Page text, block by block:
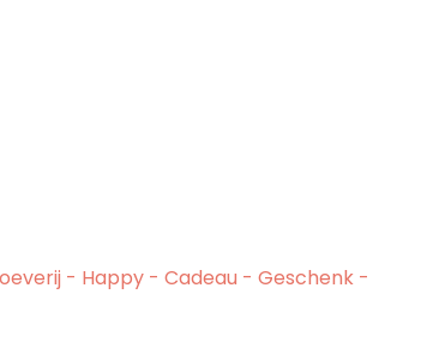
- Happy - Cadeau - Geschenk -